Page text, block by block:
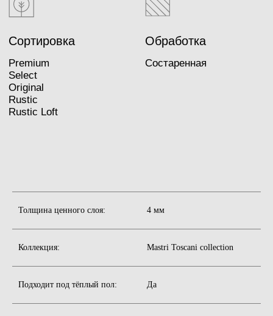
Толщина ценного слоя: 4 мм
Коллекция: Mastri Toscani collection
Подходит под тёплый пол: Да
укладываемые параллельно друг другу